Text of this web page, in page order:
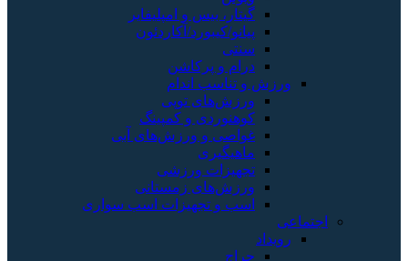
گیتار، بیس و امپلیفایر
پیانو/کیبورد/آکاردئون
سنتی
درام و پرکاشن
ورزش و تناسب اندام
ورزش‌های توپی
کوهنوردی و کمپینگ
غواصی و ورزش‌های آبی
ماهیگیری
تجهیزات ورزشی
ورزش‌های زمستانی
اسب و تجهیزات اسب سواری
اجتماعی
رویداد
حراج